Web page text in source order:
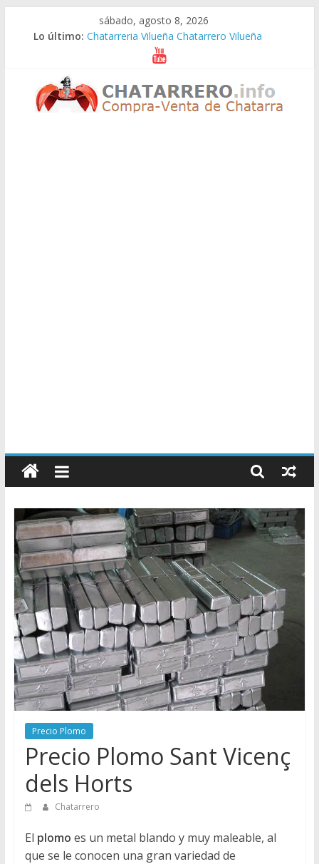
sábado, agosto 8, 2026
Lo último: Chatarreria Vilueña Chatarrero Vilueña
Chatarreria Zuera Chatarrero Zuera
Chatarreria Zaragoza Chatarrero Zaragoza
Chatarreria Zaida Chatarrero Zaida
Chatarreria Vistabella Chatarrero Vistabella
Chatarreros
–
Precio
de
Chatarra
Directorio
de
Chatarreros
para
Chatarra
Precio Plomo
Precio Plomo Sant Vicenç
dels Horts
Chatarrero
El plomo es un metal blando y muy maleable, al
que se le conocen una gran variedad de